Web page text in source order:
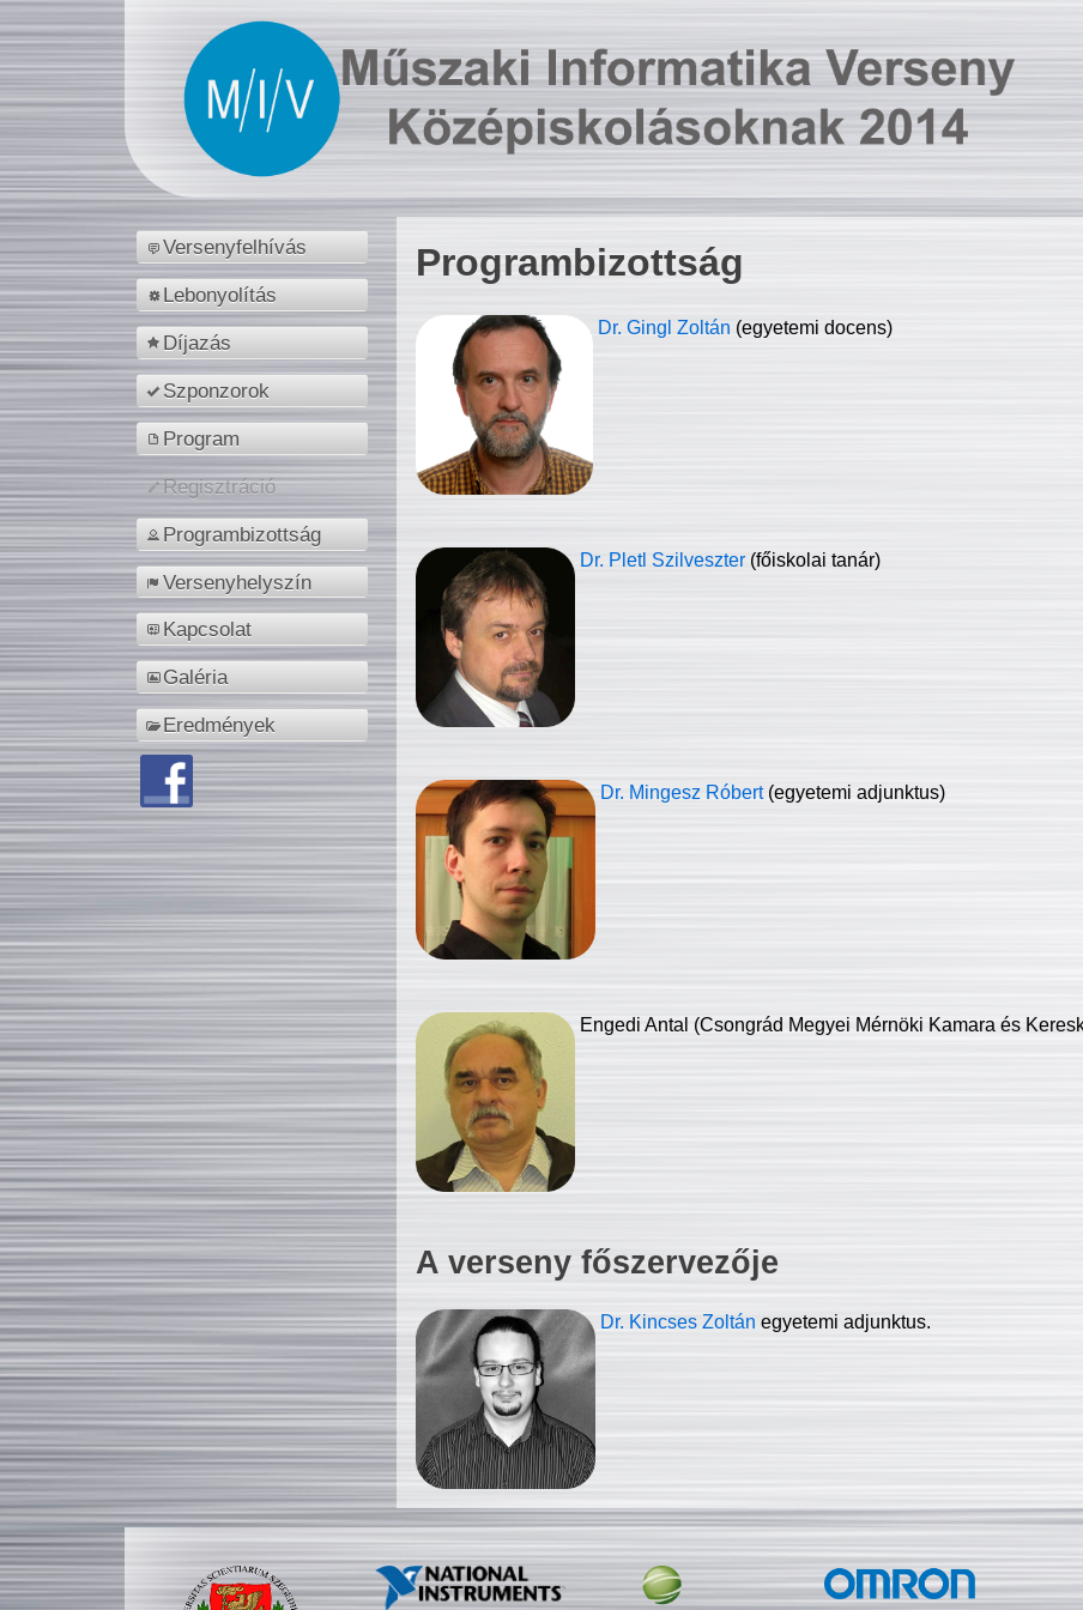
Versenyfelhívás
Lebonyolítás
Díjazás
Szponzorok
Program
Regisztráció
Programbizottság
Versenyhelyszín
Kapcsolat
Galéria
Eredmények
Programbizottság
Dr. Gingl Zoltán (egyetemi docens)
Dr. Pletl Szilveszter (főiskolai tanár)
Dr. Mingesz Róbert (egyetemi adjunktus)
Engedi Antal (Csongrád Megyei Mérnöki Kamara és
A verseny főszervezője
Dr. Kincses Zoltán egyetemi adjunktus.